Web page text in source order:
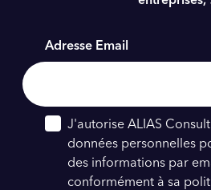
Adresse Email
J'autorise ALIAS
données personnelles
des informations par
conformément à sa